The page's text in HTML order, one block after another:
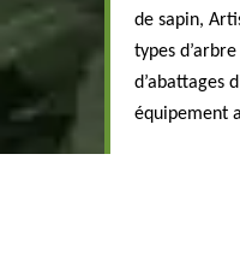
de sapin,
types
d’abattages
équipement